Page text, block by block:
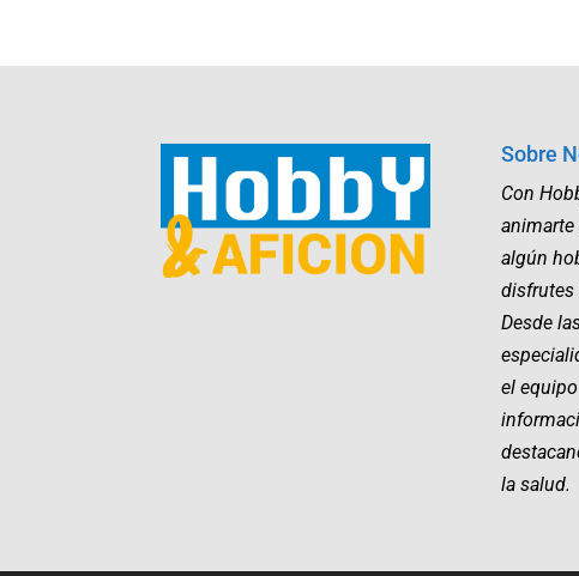
Sobre
Con
animarte
algún
disfrutes
Desde
el
la salud.